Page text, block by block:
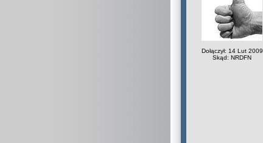
Dołączył: 14 Lut 2009
Skąd: NRDFN